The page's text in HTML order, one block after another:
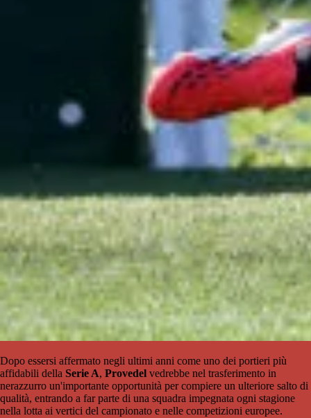
Dopo essersi affermato negli ultimi anni come uno dei portieri più
affidabili della Serie A, Provedel vedrebbe nel trasferimento in
nerazzurro un'importante opportunità per compiere un ulteriore salto di
qualità, entrando a far parte di una squadra impegnata ogni stagione
nella lotta ai vertici del campionato e nelle competizioni europee.